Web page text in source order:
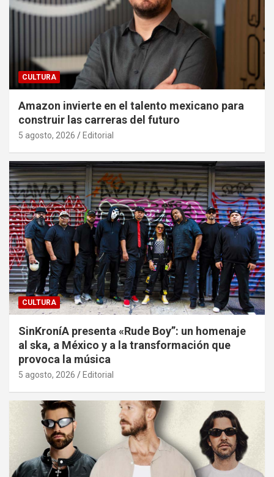
CULTURA
Amazon invierte en el talento mexicano para
construir las carreras del futuro
5 agosto, 2026 Editorial
CULTURA
SinKroníA presenta «Rude Boy”: un homenaje
al ska, a México y a la transformación que
provoca la música
5 agosto, 2026 Editorial